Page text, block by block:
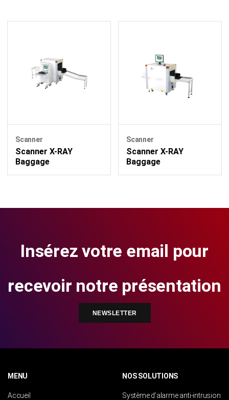
Scanner
Scanner X-RAY
Baggage
Scanner
Scanner X-RAY
Baggage
Insérez votre email pour
recevoir notre présentation
NEWSLETTER
MENU
Accueil
NOS SOLUTIONS
Système d’alarme anti-intrusion